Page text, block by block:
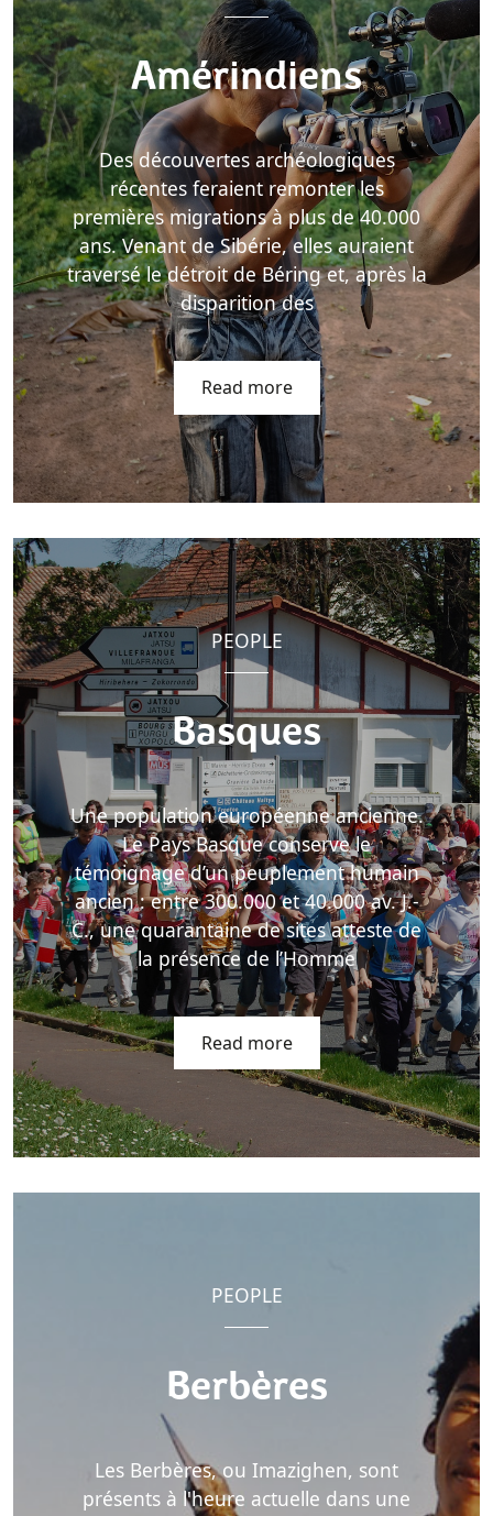
Amérindiens
Des découvertes archéologiques
récentes feraient remonter les
premières migrations à plus de 40.000
ans. Venant de Sibérie, elles auraient
traversé le détroit de Béring et, après la
disparition des
Read more
PEOPLE
Basques
Une population européenne ancienne.
Le Pays Basque conserve le
témoignage d’un peuplement humain
ancien : entre 300.000 et 40.000 av. J.-
C., une quarantaine de sites atteste de
la présence de l’Homme
Read more
PEOPLE
Berbères
Les Berbères, ou Imazighen, sont
présents à l'heure actuelle dans une